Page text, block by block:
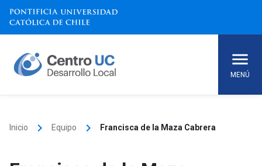
Skip
content
MENÚ
Inicio keyboard_arrow_right Equipo keyboard_arrow_right Francisca de la Maza Cabrera